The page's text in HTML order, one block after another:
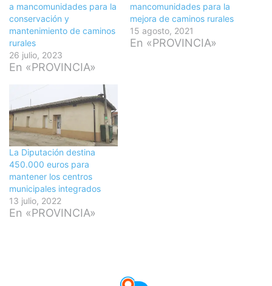
a mancomunidades para la
conservación y
mantenimiento de caminos
rurales
26 julio, 2023
En «PROVINCIA»
mancomunidades para la
mejora de caminos rurales
15 agosto, 2021
En «PROVINCIA»
La Diputación destina
450.000 euros para
mantener los centros
municipales integrados
13 julio, 2022
En «PROVINCIA»